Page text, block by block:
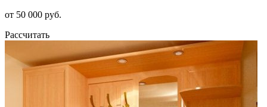
от 50 000 руб.
Рассчитать